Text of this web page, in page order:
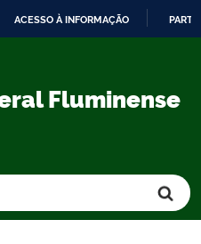
CONTEÚDO
ACESSO À INFORMAÇÃO
Fluminense